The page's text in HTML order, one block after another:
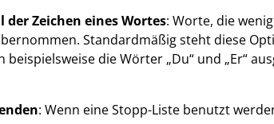
Zeichen eines Wortes: Worte, die
Standardmäßig steht diese
beispielsweise die Wörter „Du“ und „Er“
: Wenn eine Stopp-Liste benutzt